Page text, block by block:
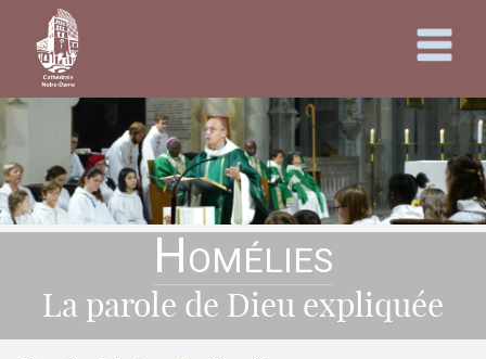
Homélies
La parole de Dieu expliquée